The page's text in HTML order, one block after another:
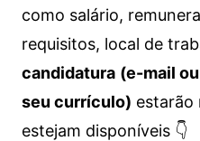
como salário,
requisitos, local de
candidatura (e-mail
seu currículo) estarão
estejam disponíveis 👇